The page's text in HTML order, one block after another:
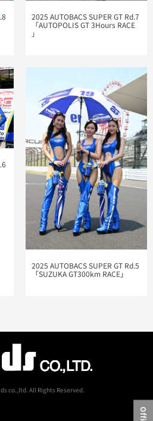
2025 AUTOBACS SUPER GT Rd.7
「AUTOPOLIS GT 3Hours RACE​
」
2025 AUTOBACS SUPER GT Rd.5
「SUZUKA GT300km RACE​」
co.,ltd. All Rights Reserved.